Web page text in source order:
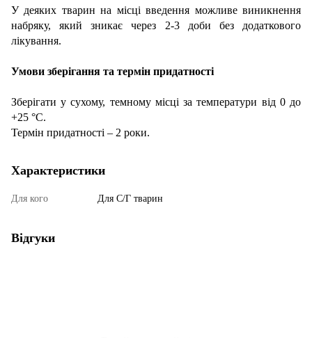
У деяких тварин на місці введення можливе виникнення
набряку, який зникає через 2-3 доби без додаткового
лікування.
Умови зберігання та термін придатності
Зберігати у сухому, темному місці за температури від 0 до
+25 °С.
Термін придатності – 2 роки.
Характеристики
Для кого Для С/Г тварин
Відгуки